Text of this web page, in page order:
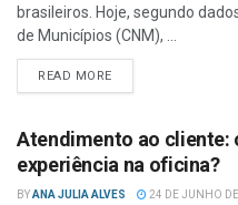
brasileiros. Hoje, segundo
de Municípios (CNM), ...
READ MORE
Atendimento ao cliente:
experiência na oficina?
BYANA JULIA ALVES 24 DE JUNHO